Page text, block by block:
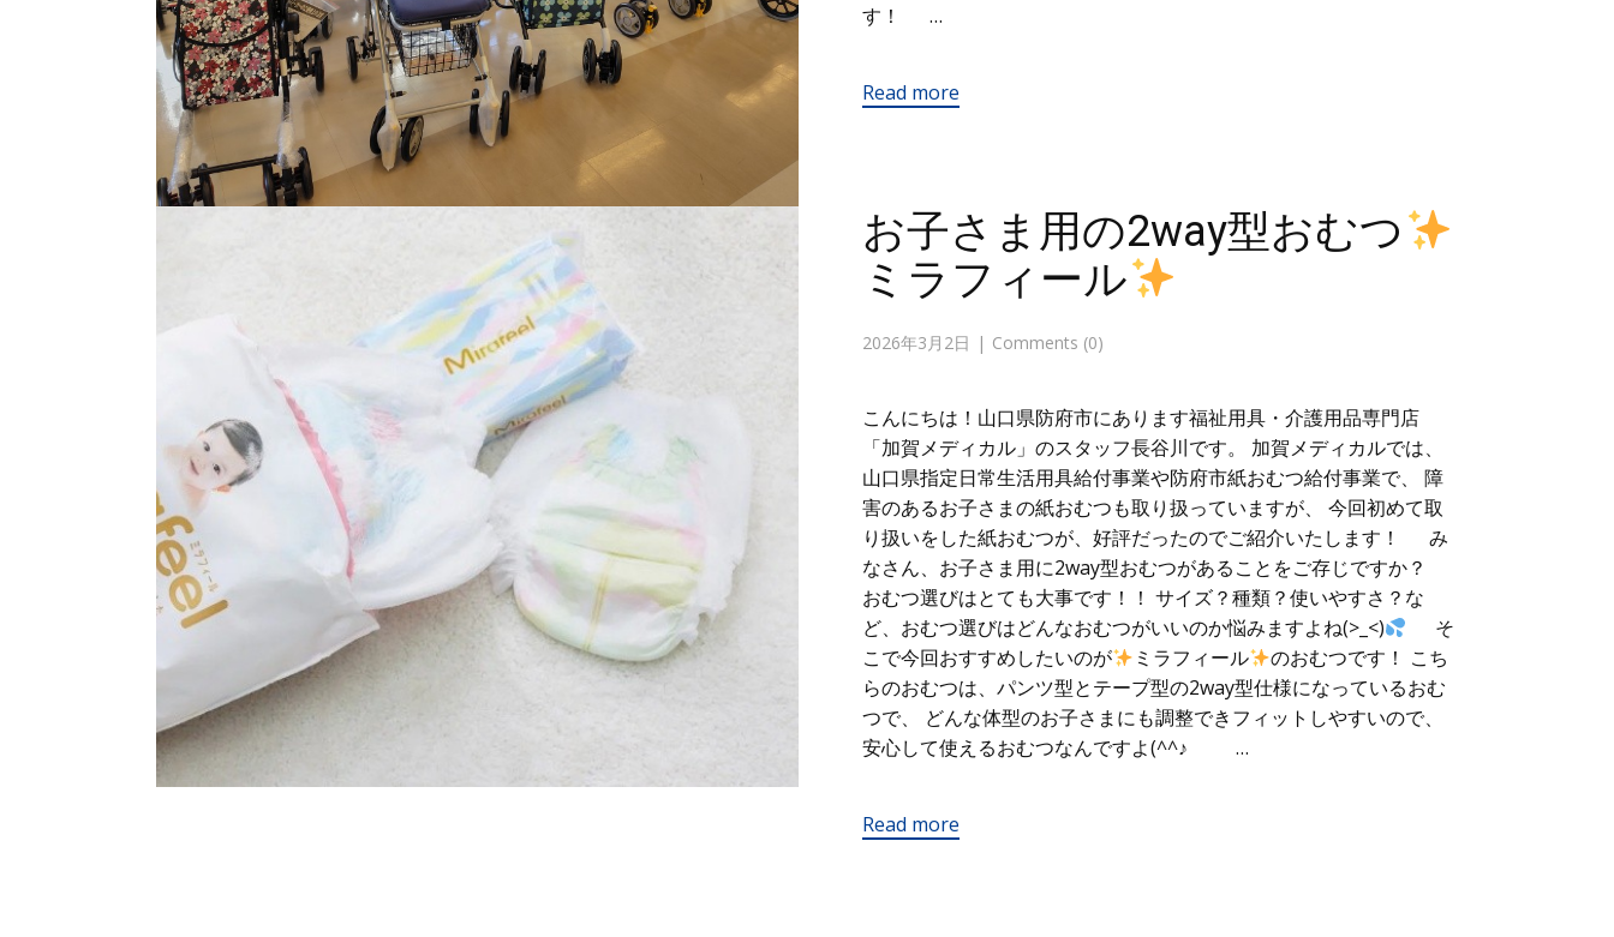
す！ …
Read more
お子さま用の2way型おむつ
ミラフィール
2026年3月2日 Comments (0)
こんにちは！山口県防府市にあります福祉用具・介護用品専門店
「加賀メディカル」のスタッフ長谷川です。 加賀メディカルでは、
山口県指定日常生活用具給付事業や防府市紙おむつ給付事業で、 障
害のあるお子さまの紙おむつも取り扱っていますが、 今回初めて取
り扱いをした紙おむつが、好評だったのでご紹介いたします！ み
なさん、お子さま用に2way型おむつがあることをご存じですか？
おむつ選びはとても大事です！！ サイズ？種類？使いやすさ？な
ど、おむつ選びはどんなおむつがいいのか悩みますよね(>_<)
そ
こで今回おすすめしたいのが
ミラフィール
のおむつです！ こち
らのおむつは、パンツ型とテープ型の2way型仕様になっているおむ
つで、 どんな体型のお子さまにも調整できフィットしやすいので、
安心して使えるおむつなんですよ(^^♪ …
Read more